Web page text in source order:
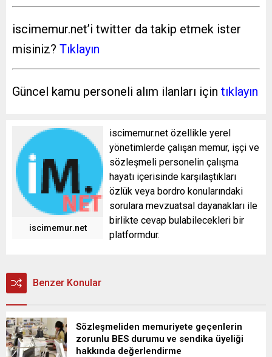
iscimemur.net’i twitter da takip etmek ister
misiniz? Tıklayın
Güncel kamu personeli alım ilanları için tıklayın
iscimemur.net
iscimemur.net özellikle yerel
yönetimlerde çalışan memur, işçi ve
sözleşmeli personelin çalışma
hayatı içerisinde karşılaştıkları
özlük veya bordro konularındaki
sorulara mevzuatsal dayanakları ile
birlikte cevap bulabilecekleri bir
platformdur.
Benzer Konular
Sözleşmeliden memuriyete geçenlerin
zorunlu BES durumu ve sendika üyeliği
hakkında değerlendirme